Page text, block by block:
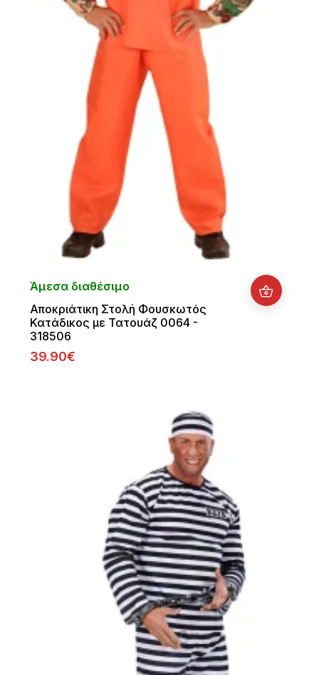
Άμεσα διαθέσιμο
Αποκριάτικη Στολή Φουσκωτός
Κατάδικος με Τατουάζ 0064 -
318506
39.90€